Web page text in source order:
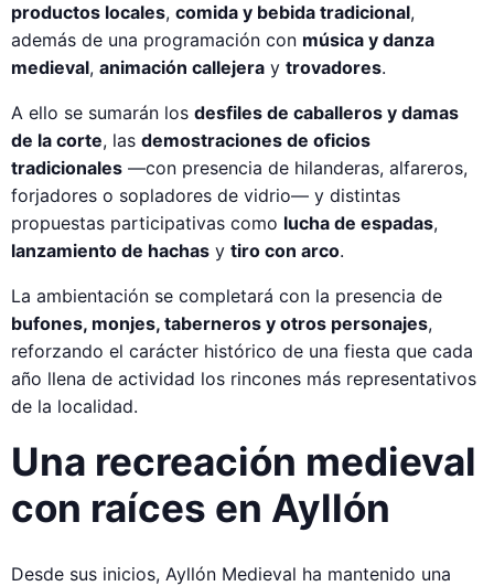
productos locales, comida y bebida tradicional,
además de una programación con música y danza
medieval, animación callejera y trovadores.
A ello se sumarán los desfiles de caballeros y damas
de la corte, las demostraciones de oficios
tradicionales —con presencia de hilanderas, alfareros,
forjadores o sopladores de vidrio— y distintas
propuestas participativas como lucha de espadas,
lanzamiento de hachas y tiro con arco.
La ambientación se completará con la presencia de
bufones, monjes, taberneros y otros personajes,
reforzando el carácter histórico de una fiesta que cada
año llena de actividad los rincones más representativos
de la localidad.
Una recreación medieval
con raíces en Ayllón
Desde sus inicios, Ayllón Medieval ha mantenido una